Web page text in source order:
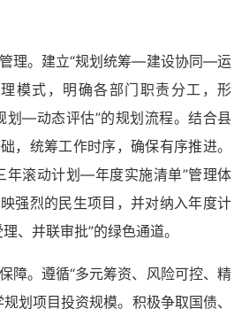
管理。建立“规划统筹—建设协同—运
模式，明确各部门职责分工，形
划—动态评估”的规划流程。结合县
，统筹工作时序，确保有序推进。
年滚动计划—年度实施清单”管理体
强烈的民生项目，并对纳入年度计
、并联审批”的绿色通道。
障。遵循“多元筹资、风险可控、精
划项目投资规模。积极争取国债、